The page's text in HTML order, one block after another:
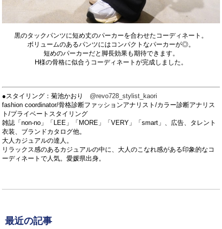
黒のタックパンツに短め丈のパーカーを合わせたコーディネート。
ボリュームのあるパンツにはコンパクトなパーカーが◎。
短めのパーカーだと脚長効果も期待できます。
H様の骨格に似合うコーディネートが完成しました。
●スタイリング：菊池かおり @revo728_stylist_kaori
fashion coordinator/骨格診断ファッションアナリスト/カラー診断アナリス
ト/プライベートスタイリング
雑誌「non-no」「LEE」「MORE」「VERY」「smart」、広告、タレント
衣装、ブランドカタログ他。
大人カジュアルの達人。
リラックス感のあるカジュアルの中に、大人のこなれ感がある印象的なコ
ーディネートで人気。愛媛県出身。
最近の記事